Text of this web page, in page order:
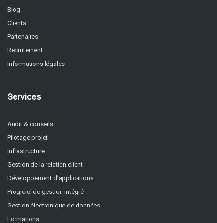
Blog
Clients
Partenaires
Recrutement
Informations légales
Services
Audit & conseils
Pilotage projet
Infrastructure
Gestion de la relation client
Développement d’applications
Progiciel de gestion intégré
Gestion électronique de données
Formations